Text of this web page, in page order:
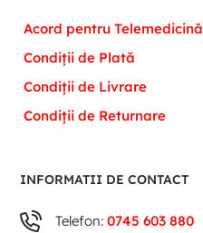
Acord pentru Telemedicină
Condiții de Plată
Condiții de Livrare
Condiții de Returnare
INFORMATII DE CONTACT
Telefon:0745 603 880